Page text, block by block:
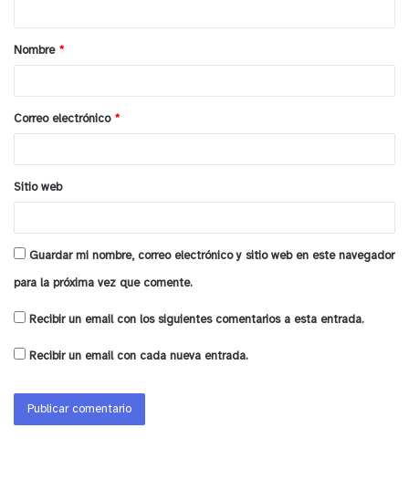
a
r
*
Nombre *
Correo electrónico *
Sitio web
Guardar mi nombre, correo electrónico y sitio web en este navegador
para la próxima vez que comente.
Recibir un email con los siguientes comentarios a esta entrada.
Recibir un email con cada nueva entrada.